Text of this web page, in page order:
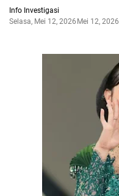
Info Investigasi
Selasa, Mei 12, 2026 Mei 12, 2026